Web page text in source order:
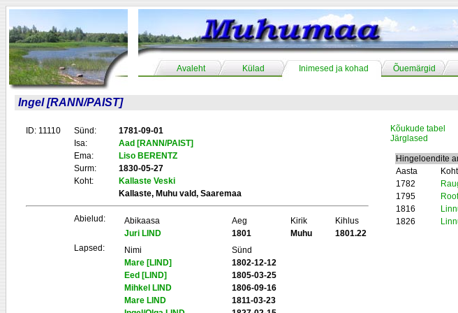
Avaleht Külad Inimesed ja kohad Õuemärgid
Ingel [RANN/PAIST]
ID: 11110 Sünd:
1781-09-01
Isa:
Aad [RANN/PAIST]
Ema:
Liso BERENTZ
Surm:
1830-05-27
Koht:
Kallaste Veski
Kallaste, Muhu vald, Saaremaa
Abielud: Abikaasa Aeg Kirik
Kihlus
Juri LIND
1801 Muhu
1801.22
Lapsed:
Nimi
Sünd
Mare [LIND]
1802-12-12
Eed [LIND]
1805-03-25
Mihkel LIND
1806-09-16
Mare LIND
1811-03-23
Kõukude tabel
Järglased
Hingeloendite
Aasta
Koht
1782
1795
1816
1826